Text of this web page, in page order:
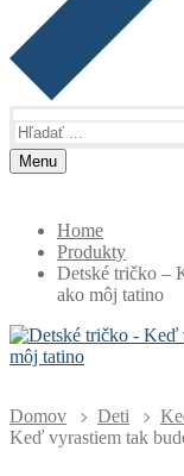
Menu
Home
Produkty
Detské tričko –
ako môj tatino
Domov Deti
Keď vyrastiem tak